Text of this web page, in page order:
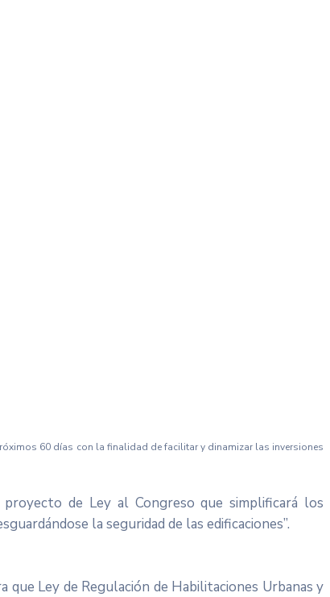
60 días con la finalidad de facilitar y dinamizar las inversiones
de Ley al Congreso que simplificará los
la seguridad de las edificaciones”.
Ley de Regulación de Habilitaciones Urbanas y